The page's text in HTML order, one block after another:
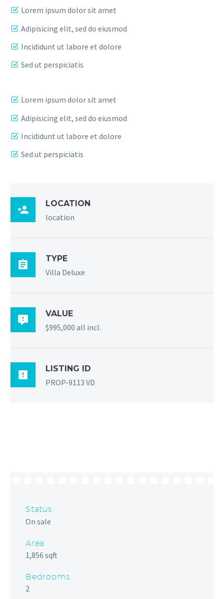
Lorem ipsum dolor sit amet
Adipisicing elit, sed do eiusmod
Incididunt ut labore et dolore
Sed ut perspiciatis
Lorem ipsum dolor sit amet
Adipisicing elit, sed do eiusmod
Incididunt ut labore et dolore
Sed ut perspiciatis

LOCATION
location

TYPE
Villa Deluxe

VALUE
$995,000 all incl.

LISTING ID
PROP-9113 VD
Status
On sale
Area
1,856 sqft
Bedrooms
2